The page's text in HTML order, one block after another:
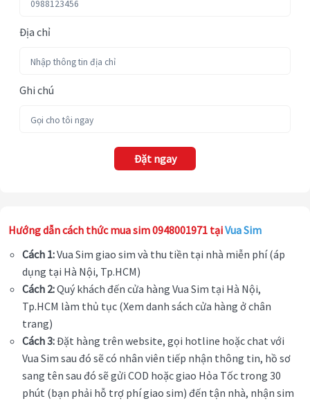
Địa chỉ
Ghi chú
Đặt ngay
Hướng dẫn cách thức mua sim 0948001971 tạiVua Sim
Cách 1:Vua Sim giao sim và thu tiền tại nhà miễn phí (áp
dụng tại Hà Nội, Tp.HCM)
Cách 2:Quý khách đến cửa hàng Vua Sim tại Hà Nội,
Tp.HCM làm thủ tục (Xem danh sách cửa hàng ở chân
trang)
Cách 3:Đặt hàng trên website, gọi hotline hoặc chat với
Vua Sim sau đó sẽ có nhân viên tiếp nhận thông tin, hồ sơ
sang tên sau đó sẽ gửi COD hoặc giao Hỏa Tốc trong 30
phút (bạn phải hỗ trợ phí giao sim) đến tận nhà, nhận sim